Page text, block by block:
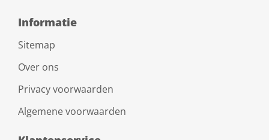
Informatie
Sitemap
Over ons
Privacy voorwaarden
Algemene voorwaarden